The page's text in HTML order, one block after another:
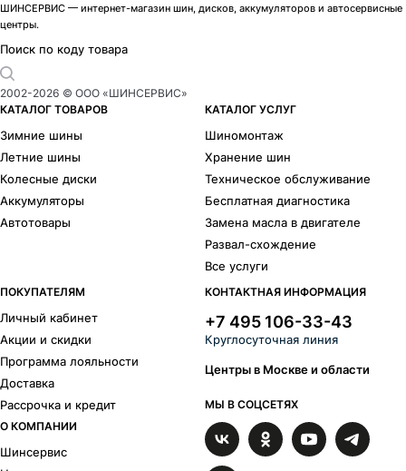
ШИНСЕРВИС — интернет-магазин шин, дисков, аккумуляторов и автосервисные
центры.
Поиск по коду товара
2002-2026 © ООО «ШИНСЕРВИС»
КАТАЛОГ ТОВАРОВ
Зимние шины
Летние шины
Колесные диски
Аккумуляторы
Автотовары
КАТАЛОГ УСЛУГ
Шиномонтаж
Хранение шин
Техническое обслуживание
Бесплатная диагностика
Замена масла в двигателе
Развал-схождение
Все услуги
ПОКУПАТЕЛЯМ
Личный кабинет
Акции и скидки
Программа лояльности
Доставка
Рассрочка и кредит
О КОМПАНИИ
Шинсервис
КОНТАКТНАЯ ИНФОРМАЦИЯ
+7 495 106-33-43
Круглосуточная линия
Центры в Москве и области
МЫ В СОЦСЕТЯХ